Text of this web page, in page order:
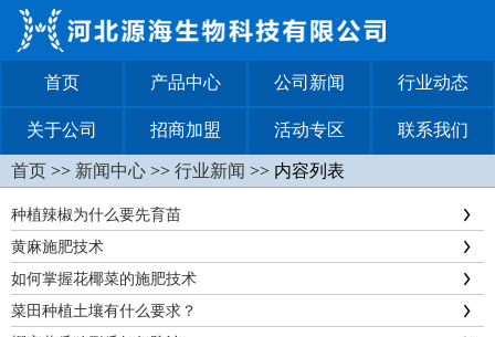
首页 产品中心 公司新闻 行业动态
关于公司 招商加盟 活动专区 联系我们
首页 >> 新闻中心 >> 行业新闻 >> 内容列表
种植辣椒为什么要先育苗
黄麻施肥技术
如何掌握花椰菜的施肥技术
菜田种植土壤有什么要求？